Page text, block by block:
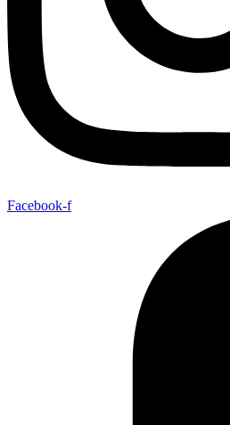
Facebook-f